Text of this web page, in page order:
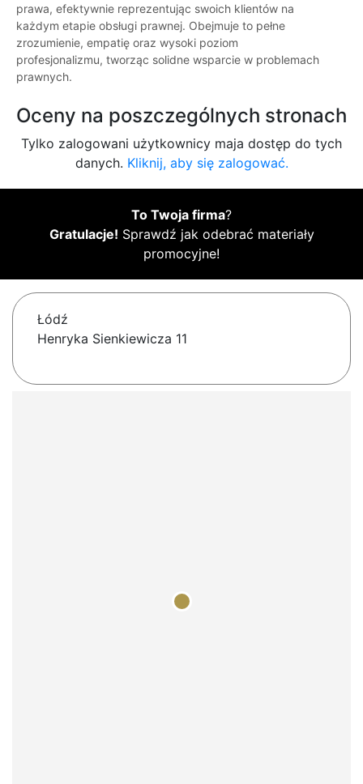
prawa, efektywnie reprezentując swoich klientów na
każdym etapie obsługi prawnej. Obejmuje to pełne
zrozumienie, empatię oraz wysoki poziom
profesjonalizmu, tworząc solidne wsparcie w problemach
prawnych.
Oceny na poszczególnych stronach
Tylko zalogowani użytkownicy maja dostęp do tych
danych. Kliknij, aby się zalogować.
To Twoja firma?
Gratulacje! Sprawdź jak odebrać materiały
promocyjne!
Łódź
Henryka Sienkiewicza 11